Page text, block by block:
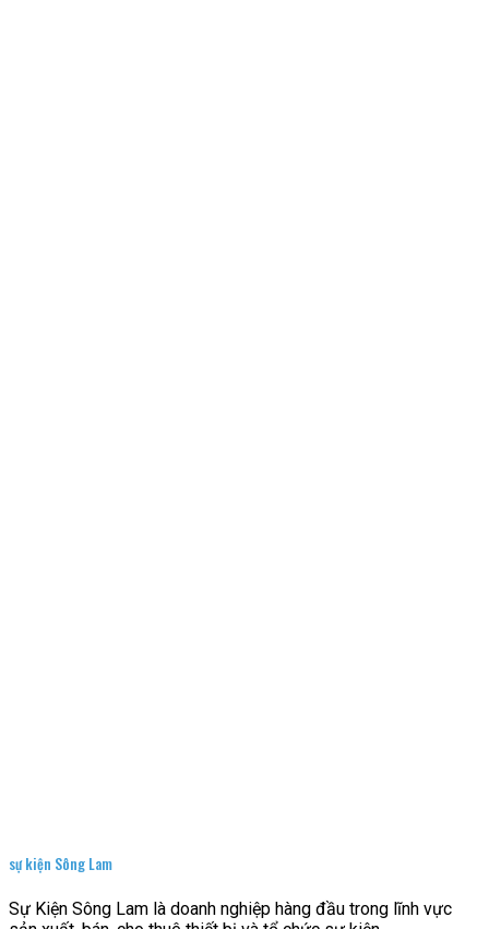
sự kiện Sông Lam
Sự Kiện Sông Lam là doanh nghiệp hàng đầu trong lĩnh vực